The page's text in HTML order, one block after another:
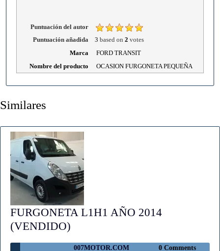
Puntuación del autor
Puntuación añadida
3 based on 2 votes
Marca
FORD TRANSIT
Nombre del producto
OCASION FURGONETA PEQUEÑA
Similares
FURGONETA L1H1 AÑO 2014
(VENDIDO)
007MOTOR.COM 007MOTOR.COM
0 Comments